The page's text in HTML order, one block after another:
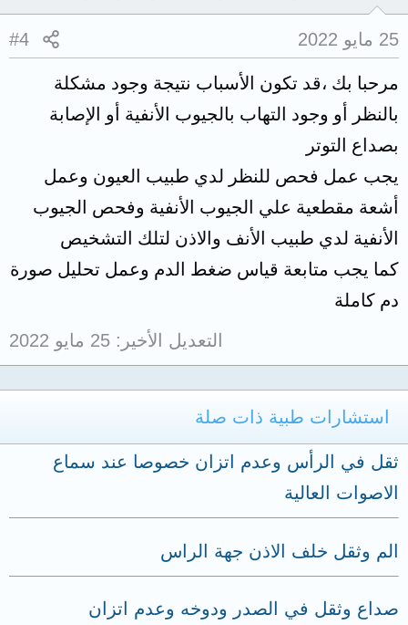
25 مايو 2022 #4
مرحبا بك ،قد تكون الأسباب نتيجة وجود مشكلة
بالنظر أو وجود التهاب بالجيوب الأنفية أو الإصابة
بصداع التوتر
يجب عمل فحص للنظر لدي طبيب العيون وعمل
أشعة مقطعية علي الجيوب الأنفية وفحص الجيوب
الأنفية لدي طبيب الأنف والاذن لتلك التشخيص
كما يجب متابعة قياس ضغط الدم وعمل تحليل صورة
دم كاملة
التعديل الأخير: 25 مايو 2022
استشارات طبية ذات صلة
ثقل في الرأس وعدم اتزان خصوصا عند سماع
الاصوات العالية
الم وثقل خلف الاذن جهة الراس
صداع وثقل في الصدر ودوخه وعدم اتزان